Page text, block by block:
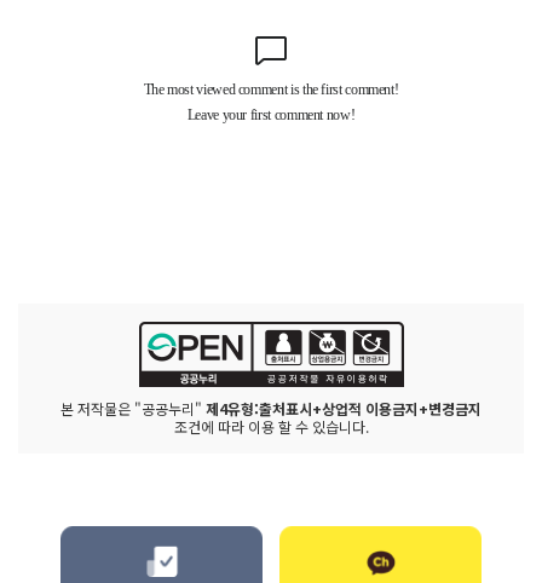
본 저작물은 "공공누리" 제4유형:출처표시+상업적 이용금지+변경금지
조건에 따라 이용 할 수 있습니다.